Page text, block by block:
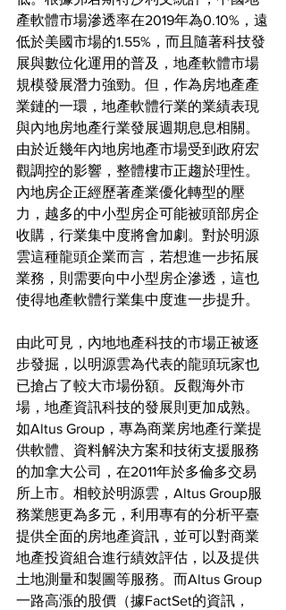
產軟體市場滲透率在2019年為0.10%，遠
低於美國市場的1.55%，而且隨著科技發
展與數位化運用的普及，地產軟體市場
規模發展潛力強勁。但，作為房地產產
業鏈的一環，地產軟體行業的業績表現
與內地房地產行業發展週期息息相關。
由於近幾年內地房地產市場受到政府宏
觀調控的影響，整體樓市正趨於理性。
內地房企正經歷著產業優化轉型的壓
力，越多的中小型房企可能被頭部房企
收購，行業集中度將會加劇。對於明源
雲這種龍頭企業而言，若想進一步拓展
業務，則需要向中小型房企滲透，這也
使得地產軟體行業集中度進一步提升。
由此可見，內地地產科技的市場正被逐
步發掘，以明源雲為代表的龍頭玩家也
已搶占了較大市場份額。反觀海外市
場，地產資訊科技的發展則更加成熟。
如Altus Group，專為商業房地產行業提
供軟體、資料解決方案和技術支援服務
的加拿大公司，在2011年於多倫多交易
所上市。相較於明源雲，Altus Group服
務業態更為多元，利用專有的分析平臺
提供全面的房地產資訊，並可以對商業
地產投資組合進行績效評估，以及提供
土地測量和製圖等服務。而Altus Group
一路高漲的股價（據FactSet的資訊，